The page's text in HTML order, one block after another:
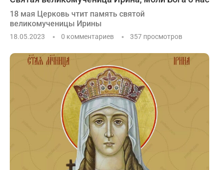
18 мая Церковь чтит память святой
великомученицы Ирины
18.05.2023 0 комментариев 357 просмотров